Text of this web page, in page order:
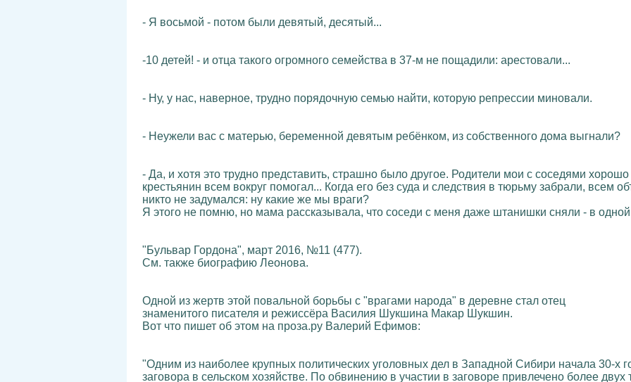
- Я восьмой - потом были девятый, десятый...
-10 детей! - и отца такого огромного семейства в 37-м не пощадили: арестовали...
- Ну, у нас, наверное, трудно порядочную семью найти, которую репрессии миновали.
- Неужели вас с матерью, беременной девятым ребёнком, из собственного дома выгнали?
- Да, и хотя это трудно представить, страшно было другое. Родители мои с соседями
крестьянин всем вокруг помогал... Когда его без суда и следствия в тюрьму забрали, всем
никто не задумался: ну какие же мы враги?
Я этого не помню, но мама рассказывала, что соседи с меня даже штанишки сняли - в
"Бульвар Гордона", март 2016, №11 (477).
См. также биографию Леонова.
Одной из жертв этой повальной борьбы с "врагами народа" в деревне стал отец
знаменитого писателя и режиссёра Василия Шукшина Макар Шукшин.
Вот что пишет об этом на проза.ру Валерий Ефимов:
"Одним из наиболее крупных политических уголовных дел в Западной Сибири начала 30-х
заговора в сельском хозяйстве. По обвинению в участии в заговоре привлечено более